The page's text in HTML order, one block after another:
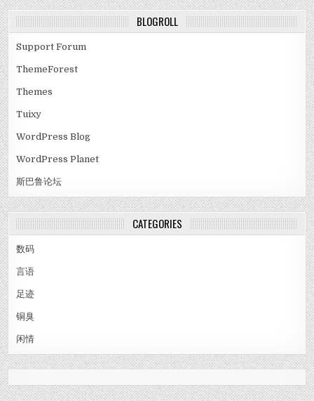
BLOGROLL
Support Forum
ThemeForest
Themes
Tuixy
WordPress Blog
WordPress Planet
斯巴鲁论坛
CATEGORIES
数码
言语
足迹
铜臭
闲情